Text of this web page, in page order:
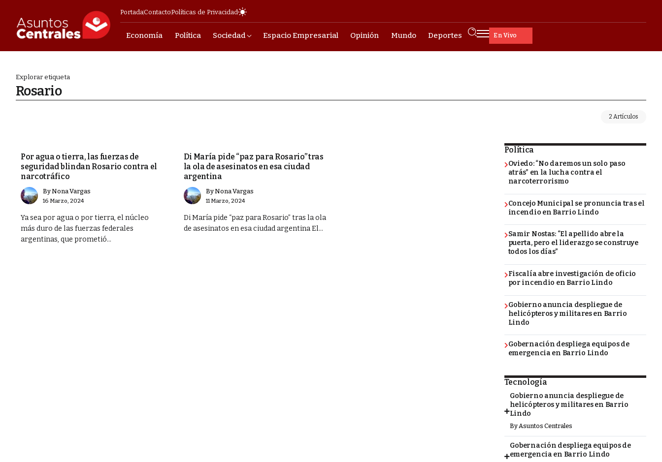
PortadaContactoPolíticas de Privacidad
Economía Política Sociedad Espacio Empresarial Opinión Mundo
Deportes
y fortalecer a
Estado y
una
En Vivo
Explorar etiqueta
Rosario
2 Artículos
Por agua o tierra, las fuerzas de
seguridad blindan Rosario contra el
narcotráfico
ByNona Vargas
16 Marzo, 2024
Ya sea por agua o por tierra, el núcleo
más duro de las fuerzas federales
argentinas, que prometió...
Di María pide “paz para Rosario” tras
la ola de asesinatos en esa ciudad
argentina
ByNona Vargas
11 Marzo, 2024
Di María pide “paz para Rosario” tras la ola
de asesinatos en esa ciudad argentina El...
Política
Oviedo: “No daremos un solo paso
atrás” en la lucha contra el
narcoterrorismo
Concejo Municipal se pronuncia tras el
incendio en Barrio Lindo
Samir Nostas: “El apellido abre la
puerta, pero el liderazgo se construye
todos los días”
Fiscalía abre investigación de oficio
por incendio en Barrio Lindo
Gobierno anuncia despliegue de
helicópteros y militares en Barrio
Lindo
Gobernación despliega equipos de
emergencia en Barrio Lindo
Tecnología
Gobierno anuncia despliegue de
helicópteros y militares en Barrio
Lindo
By Asuntos Centrales
Gobernación despliega equipos de
emergencia en Barrio Lindo